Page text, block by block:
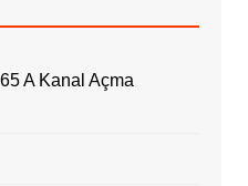
A Kanal Açma